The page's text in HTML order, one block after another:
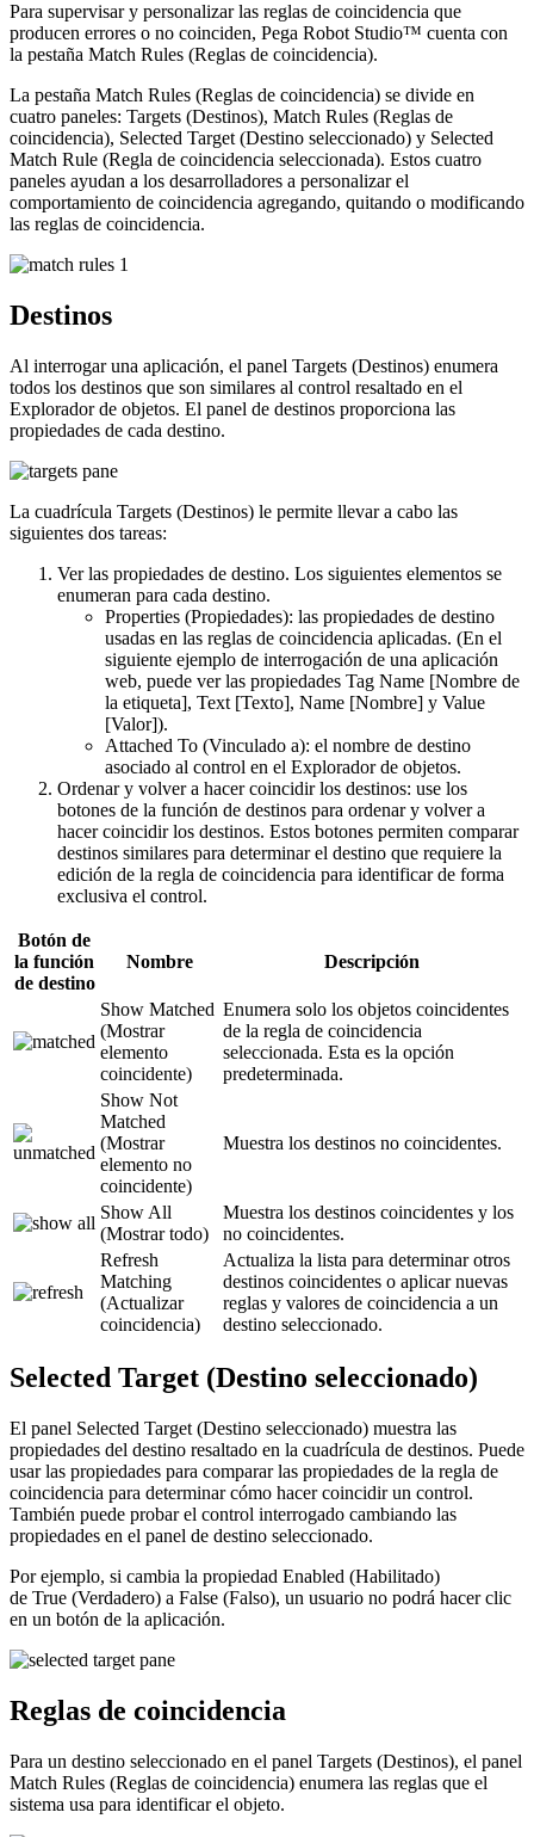
Para supervisar y personalizar las reglas de coincidencia que
producen errores o no coinciden, Pega Robot Studio™ cuenta con
la pestaña Match Rules (Reglas de coincidencia).
La pestaña Match Rules (Reglas de coincidencia) se divide en
cuatro paneles: Targets (Destinos), Match Rules (Reglas de
coincidencia), Selected Target (Destino seleccionado) y Selected
Match Rule (Regla de coincidencia seleccionada). Estos cuatro
paneles ayudan a los desarrolladores a personalizar el
comportamiento de coincidencia agregando, quitando o modificando
las reglas de coincidencia.
Destinos
Al interrogar una aplicación, el panel Targets (Destinos) enumera
todos los destinos que son similares al control resaltado en el
Explorador de objetos. El panel de destinos proporciona las
propiedades de cada destino.
La cuadrícula Targets (Destinos) le permite llevar a cabo las
siguientes dos tareas:
Ver las propiedades de destino. Los siguientes elementos se
enumeran para cada destino.
Properties (Propiedades): las propiedades de destino
usadas en las reglas de coincidencia aplicadas. (En el
siguiente ejemplo de interrogación de una aplicación
web, puede ver las propiedades Tag Name [Nombre de
la etiqueta], Text [Texto], Name [Nombre] y Value
[Valor]).
Attached To (Vinculado a): el nombre de destino
asociado al control en el Explorador de objetos.
Ordenar y volver a hacer coincidir los destinos: use los
botones de la función de destinos para ordenar y volver a
hacer coincidir los destinos. Estos botones permiten comparar
destinos similares para determinar el destino que requiere la
edición de la regla de coincidencia para identificar de forma
exclusiva el control.
Botón de
la función
de destino
Nombre Descripción
Show Matched
(Mostrar
elemento
coincidente)
Enumera solo los objetos coincidentes
de la regla de coincidencia
seleccionada. Esta es la opción
predeterminada.
Show Not
Matched
(Mostrar
elemento no
coincidente)
Muestra los destinos no coincidentes.
Show All
(Mostrar todo)
Muestra los destinos coincidentes y los
no coincidentes.
Refresh
Matching
(Actualizar
coincidencia)
Actualiza la lista para determinar otros
destinos coincidentes o aplicar nuevas
reglas y valores de coincidencia a un
destino seleccionado.
Selected Target (Destino seleccionado)
El panel Selected Target (Destino seleccionado) muestra las
propiedades del destino resaltado en la cuadrícula de destinos. Puede
usar las propiedades para comparar las propiedades de la regla de
coincidencia para determinar cómo hacer coincidir un control.
También puede probar el control interrogado cambiando las
propiedades en el panel de destino seleccionado.
Por ejemplo, si cambia la propiedad Enabled (Habilitado)
de True (Verdadero) a False (Falso), un usuario no podrá hacer clic
en un botón de la aplicación.
Reglas de coincidencia
Para un destino seleccionado en el panel Targets (Destinos), el panel
Match Rules (Reglas de coincidencia) enumera las reglas que el
sistema usa para identificar el objeto.